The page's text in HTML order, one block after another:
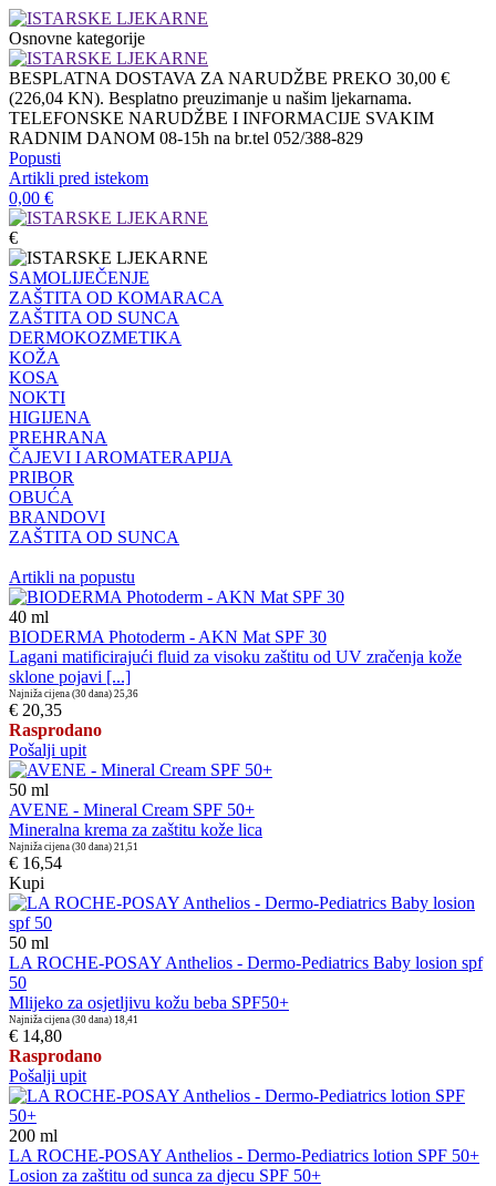
Osnovne kategorije
BESPLATNA DOSTAVA ZA NARUDŽBE PREKO 30,00 €
(226,04 KN). Besplatno preuzimanje u našim ljekarnama.
TELEFONSKE NARUDŽBE I INFORMACIJE SVAKIM
RADNIM DANOM 08-15h na br.tel 052/388-829
Popusti
Artikli pred istekom
0,00 €
€
SAMOLIJEČENJE
ZAŠTITA OD KOMARACA
ZAŠTITA OD SUNCA
DERMOKOZMETIKA
KOŽA
KOSA
NOKTI
HIGIJENA
PREHRANA
ČAJEVI I AROMATERAPIJA
PRIBOR
OBUĆA
BRANDOVI
ZAŠTITA OD SUNCA
Artikli na popustu
40 ml
BIODERMA Photoderm - AKN Mat SPF 30
Lagani matificirajući fluid za visoku zaštitu od UV zračenja kože
sklone pojavi [...]
Najniža cijena (30 dana) 25,36
€ 20,35
Rasprodano
Pošalji upit
50 ml
AVENE - Mineral Cream SPF 50+
Mineralna krema za zaštitu kože lica
Najniža cijena (30 dana) 21,51
€ 16,54
Kupi
50 ml
LA ROCHE-POSAY Anthelios - Dermo-Pediatrics Baby losion spf
50
Mlijeko za osjetljivu kožu beba SPF50+
Najniža cijena (30 dana) 18,41
€ 14,80
Rasprodano
Pošalji upit
200 ml
LA ROCHE-POSAY Anthelios - Dermo-Pediatrics lotion SPF 50+
Losion za zaštitu od sunca za djecu SPF 50+